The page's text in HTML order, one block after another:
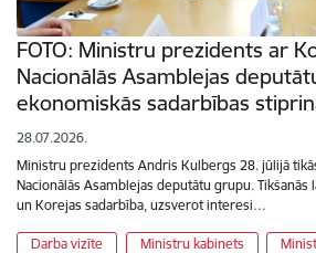
FOTO: Ministru prezidents ar
Nacionālās Asamblejas
ekonomiskās sadarbības
28.07.2026.
Ministru prezidents Andris Kulbergs 28. jūlijā
Nacionālās Asamblejas deputātu grupu. Tikšanās
un Korejas sadarbība, uzsverot interesi…
Darba vizīte Ministru kabinets